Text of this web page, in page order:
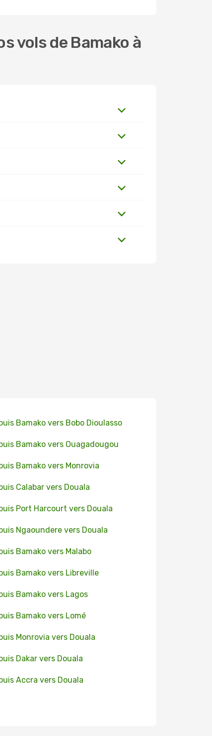
vols de Bamako à
Bamako vers Bobo Dioulasso
Bamako vers Ouagadougou
Bamako vers Monrovia
Calabar vers Douala
Port Harcourt vers Douala
Ngaoundere vers Douala
Bamako vers Malabo
Bamako vers Libreville
Bamako vers Lagos
Bamako vers Lomé
Monrovia vers Douala
Dakar vers Douala
Accra vers Douala